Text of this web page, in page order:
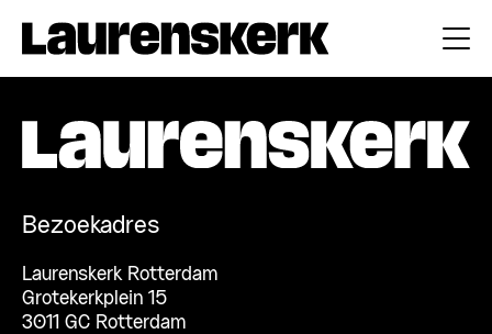
Bezoekadres
Laurenskerk Rotterdam
Grotekerkplein 15
3011 GC Rotterdam